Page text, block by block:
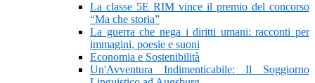
La classe 5E RIM vince il premio del concorso
“Ma che storia”
La guerra che nega i diritti umani: racconti per
immagini, poesie e suoni
Economia e Sostenibilità
Un'Avventura Indimenticabile: Il Soggiorno